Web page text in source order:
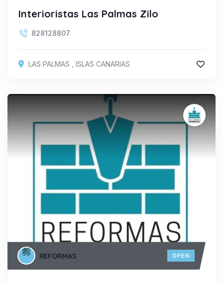
Interioristas Las Palmas Zilo
828128807
LAS PALMAS ISLAS CANARIAS
REFORMAS OPEN